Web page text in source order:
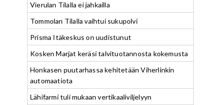
Vierulan Tilalla ei jahkailla
Tommolan Tilalla vaihtui sukupolvi
Prisma Itäkeskus on uudistunut
Kosken Marjat keräsi talvituotannosta kokemusta
Honkasen puutarhassa kehitetään Viherlinkin
automaatiota
Lähifarmi tuli mukaan vertikaaliviljelyyn